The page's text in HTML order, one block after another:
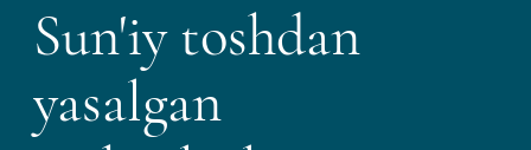
Sun'iy toshdan
yasalgan